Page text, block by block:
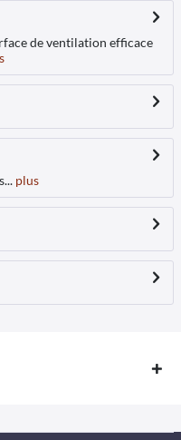
de ventilation efficace
plus